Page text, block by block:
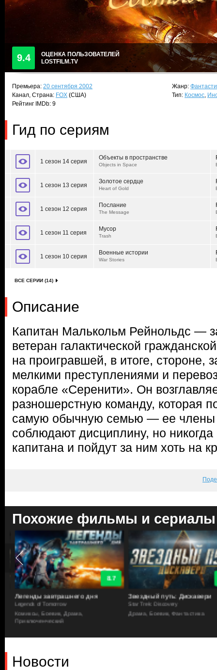
9.4
ОЦЕНКА ПОЛЬЗОВАТЕЛЕЙ
LOSTFILM.TV
Премьера: 20 сентября 2002
Канал, Страна: FOX (США)
Рейтинг IMDb: 9
Жанр:
Тип: Космос,
Гид по сериям
1 сезон 14 серия
Объекты в пространстве
Objects in Space
1 сезон 13 серия
Золотое сердце
Heart of Gold
1 сезон 12 серия
Послание
The Message
1 сезон 11 серия
Мусор
Trash
1 сезон 10 серия
Военные истории
War Stories
ВСЕ СЕРИИ (14)
Описание
Капитан Малькольм Рейнольдс —
ветеран галактической
на проигравшей, в итоге, стороне,
мелкими преступлениями и
корабле «Серенити». Он
разношерстную команду, которая
самую обычную семью — ее члены
соблюдают дисциплину, но никогда
капитана и пойдут за ним хоть на
Похожие фильмы и сериалы
8.7
Легенды завтрашнего дня
Legends of Tomorrow
Комиксы, Боевик, Драма,
Приключенческий
Звездный путь: Дискавери
Star Trek: Discovery
Драма, Боевик, Фантастика
Новости